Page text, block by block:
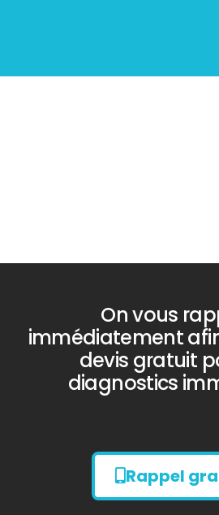
Diagnostic
AMIANTE
On vous
immédiatement
devis gratuit
diagnostics
Rappel